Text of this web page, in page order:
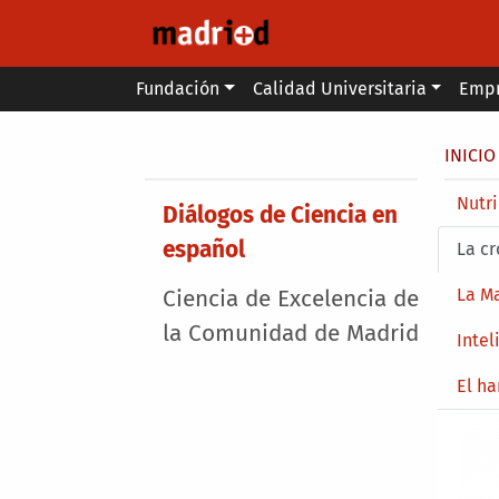
Main menu
Fundación Calidad Universitaria
INICIO
Main menu
Diálogos de Ciencia en
español
Ciencia de Excelencia de
la Comunidad de Madrid
La
La
El